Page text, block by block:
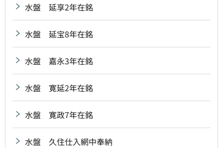
水盤 延享2年在銘
水盤 延宝8年在銘
水盤 嘉永3年在銘
水盤 寛延2年在銘
水盤 寛政7年在銘
水盤 久住仕入網中奉納